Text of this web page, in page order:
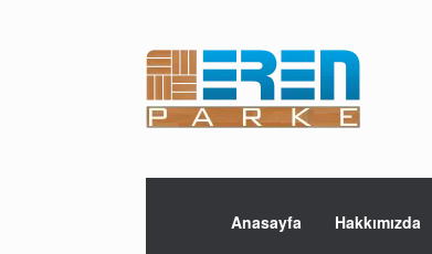
Anasayfa Hakkımızda